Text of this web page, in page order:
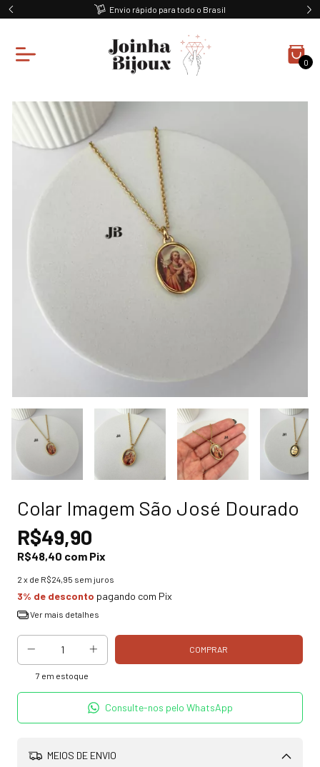
Envio rápido para todo o Brasil
0
Colar Imagem São José Dourado
R$49,90
R$48,40 com Pix
2 x de R$24,95 sem juros
3% de desconto pagando com Pix
Ver mais detalhes
7 em estoque
Consulte-nos pelo WhatsApp
MEIOS DE ENVIO